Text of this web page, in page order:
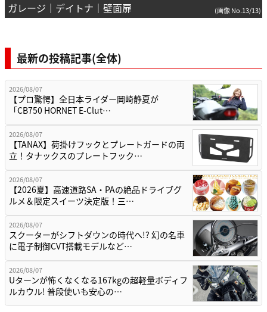
ガレージ｜デイトナ｜壁面扉 (画像 No.13/13)
最新の投稿記事(全体)
2026/08/07
【プロ驚愕】全日本ライダー岡崎静夏が
「CB750 HORNET E-Clut…
2026/08/07
【TANAX】荷掛けフックとプレートガードの両
立！タナックスのプレートフック…
2026/08/07
【2026夏】高速道路SA・PAの絶品ドライブグ
ルメ＆限定スイーツ決定版！三…
2026/08/07
スクーターがシフトダウンの時代へ!? 幻の名車
に電子制御CVT搭載モデルなど…
2026/08/07
Uターンが怖くなくなる167kgの超軽量ボディフ
ルカウル! 普段使いも安心の…